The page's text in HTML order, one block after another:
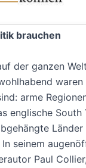
brauchen
der ganzen
waren
arme
englische South
Länder
seinem
Paul